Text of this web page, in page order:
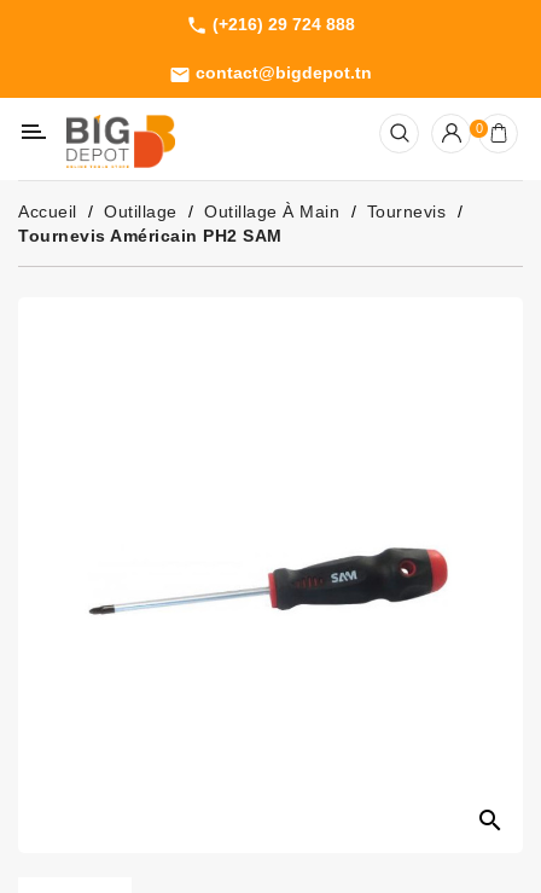
phone (+216) 29 724 888
email contact@bigdepot.tn
Machines
Outillage
Jardinage
Consommables
0
Accueil Outillage Outillage À Main
Tournevis
Tournevis Américain PH2 SAM
search